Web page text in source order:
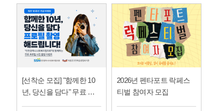
[선착순 모집] "함께한 10
년, 당신을 담다" 무료 프
2026년 펜타포트 락페스
티벌 참여자 모집